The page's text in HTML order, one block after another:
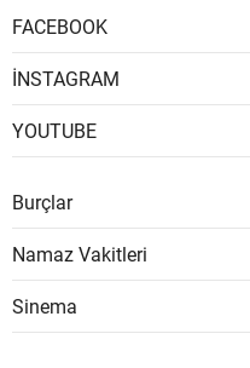
FACEBOOK
İNSTAGRAM
YOUTUBE
Burçlar
Namaz Vakitleri
Sinema